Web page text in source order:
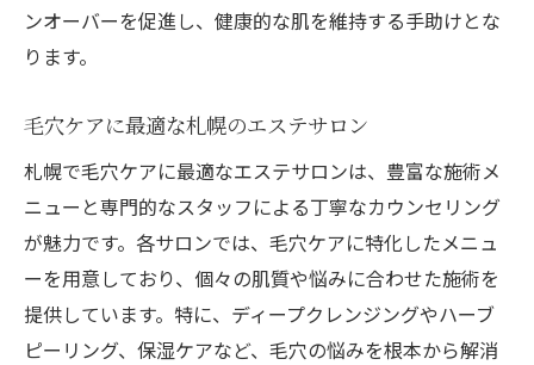
ンオーバーを促進し、健康的な肌を維持する手助けとな
ります。
毛穴ケアに最適な札幌のエステサロン
札幌で毛穴ケアに最適なエステサロンは、豊富な施術メ
ニューと専門的なスタッフによる丁寧なカウンセリング
が魅力です。各サロンでは、毛穴ケアに特化したメニュ
ーを用意しており、個々の肌質や悩みに合わせた施術を
提供しています。特に、ディープクレンジングやハーブ
ピーリング、保湿ケアなど、毛穴の悩みを根本から解消